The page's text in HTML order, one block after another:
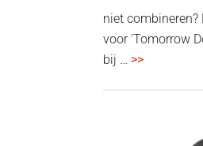
niet
voor 'Tomorrow
bij … >>